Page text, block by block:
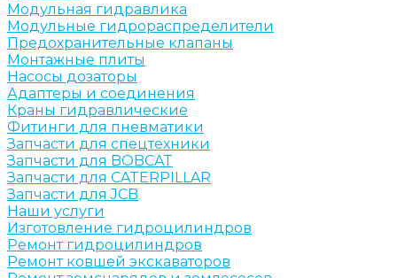
Модульная гидравлика
Модульные гидрораспределители
Предохранительные клапаны
Монтажные плиты
Насосы дозаторы
Адаптеры и соединения
Краны гидравлические
Фитинги для пневматики
Запчасти для спецтехники
Запчасти для BOBCAT
Запчасти для CATERPILLAR
Запчасти для JCB
Наши услуги
Изготовление гидроцилиндров
Ремонт гидроцилиндров
Ремонт ковшей экскаваторов